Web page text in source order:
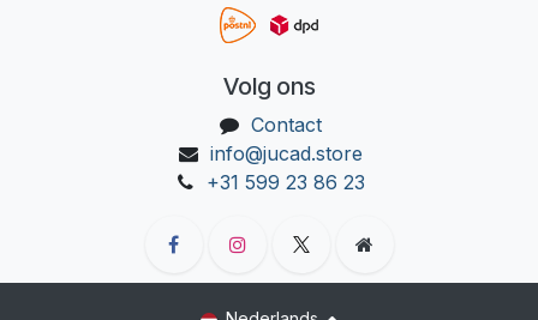
Volg ons
Contact
info@jucad.store
+31 599 23 86 23